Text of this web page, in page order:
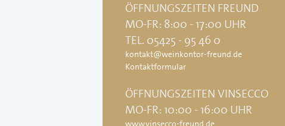
ÖFFNUNGSZEITEN FREUND
MO-FR: 8:00 - 17:00 UHR
TEL. 05425 - 95 46 0
kontakt@weinkontor-freund.de
Kontaktformular
ÖFFNUNGSZEITEN VINSECCO
MO-FR: 10:00 - 16:00 UHR
www.vinsecco-freund.de